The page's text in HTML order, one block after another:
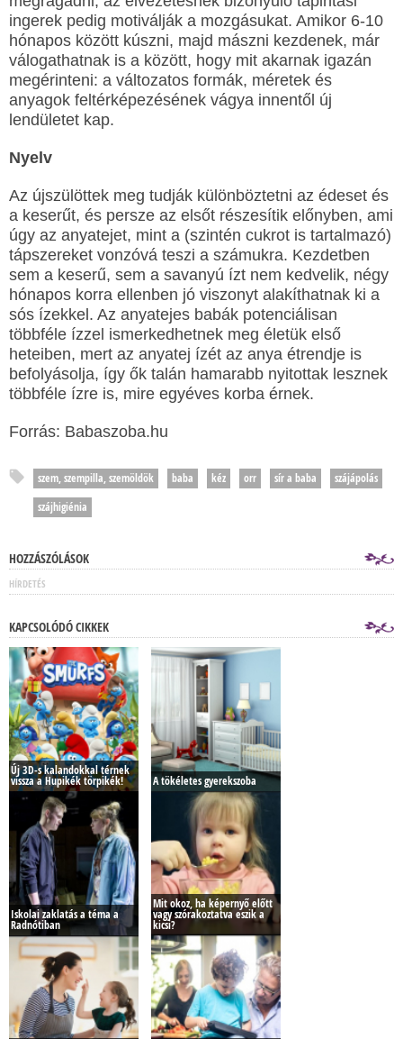
ingerek pedig motiválják a mozgásukat. Amikor 6-10
hónapos között kúszni, majd mászni kezdenek, már
válogathatnak is a között, hogy mit akarnak igazán
megérinteni: a változatos formák, méretek és
anyagok feltérképezésének vágya innentől új
lendületet kap.
Nyelv
Az újszülöttek meg tudják különböztetni az édeset és
a keserűt, és persze az elsőt részesítik előnyben, ami
úgy az anyatejet, mint a (szintén cukrot is tartalmazó)
tápszereket vonzóvá teszi a számukra. Kezdetben
sem a keserű, sem a savanyú ízt nem kedvelik, négy
hónapos korra ellenben jó viszonyt alakíthatnak ki a
sós ízekkel. Az anyatejes babák potenciálisan
többféle ízzel ismerkedhetnek meg életük első
heteiben, mert az anyatej ízét az anya étrendje is
befolyásolja, így ők talán hamarabb nyitottak lesznek
többféle ízre is, mire egyéves korba érnek.
Forrás: Babaszoba.hu
szem, szempilla, szemöldök baba kéz orr sír a baba
szájápolás
szájhigiénia
HOZZÁSZÓLÁSOK
HÍRDETÉS
KAPCSOLÓDÓ CIKKEK
Új 3D-s kalandokkal térnek
vissza a Hupikék törpikék! A tökéletes gyerekszoba
Iskolai zaklatás a téma a
Radnótiban
Mit okoz, ha képernyő előtt
vagy szórakoztatva eszik a
kicsi?